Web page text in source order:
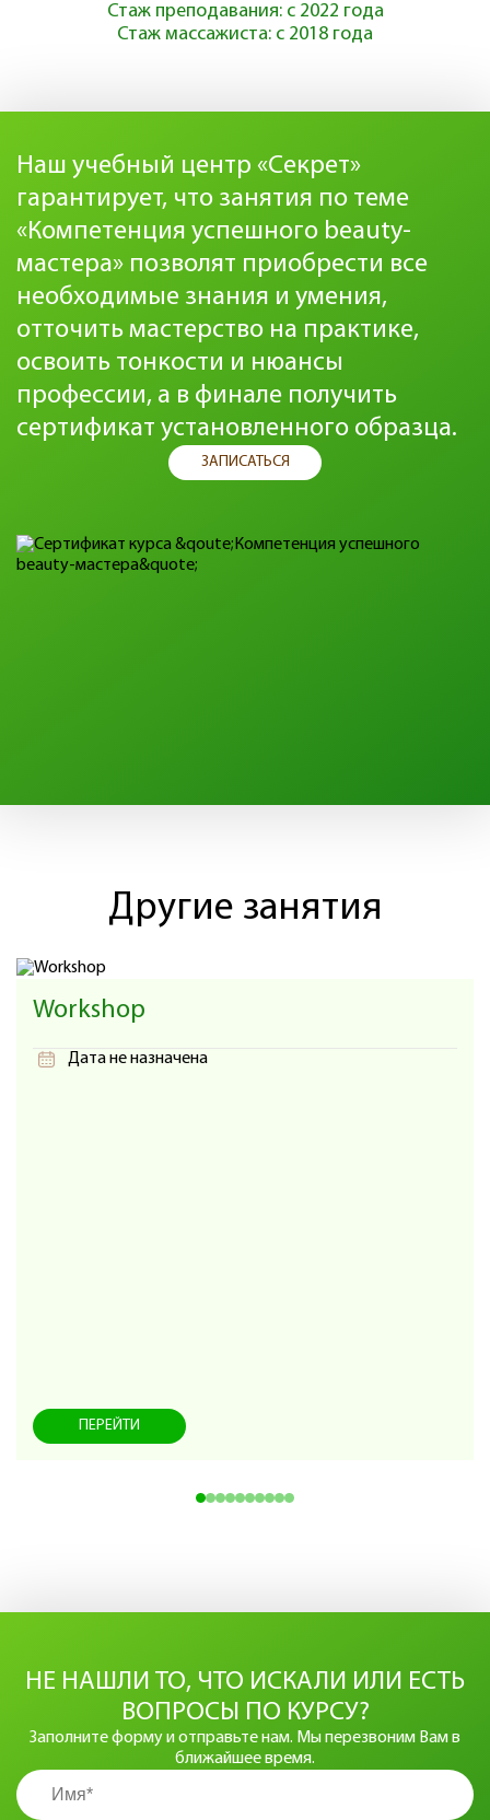
Стаж преподавания: с 2022 года
Стаж массажиста: с 2018 года
Наш учебный центр «Секрет»
гарантирует, что занятия по теме
«Компетенция успешного beauty-
мастера» позволят приобрести все
необходимые знания и умения,
отточить мастерство на практике,
освоить тонкости и нюансы
профессии, а в финале получить
сертификат установленного образца.
ЗАПИСАТЬСЯ
Другие занятия
Workshop
Дата не назначена
ПЕРЕЙТИ
НЕ НАШЛИ ТО, ЧТО ИСКАЛИ ИЛИ ЕСТЬ
ВОПРОСЫ ПО КУРСУ?
Заполните форму и отправьте нам. Мы перезвоним Вам в
ближайшее время.